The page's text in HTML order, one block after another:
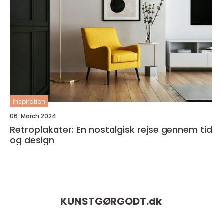
inspiration
06. March 2024
Retroplakater: En nostalgisk rejse gennem tid
og design
KUNSTGØRGODT.dk